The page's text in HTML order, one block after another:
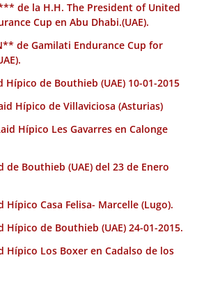
de la H.H. The President of United
Cup en Abu Dhabi.(UAE).
de Gamilati Endurance Cup for
Hípico de Bouthieb (UAE) 10-01-2015
Hípico de Villaviciosa (Asturias)
Hípico Les Gavarres en Calonge
de Bouthieb (UAE) del 23 de Enero
Hípico Casa Felisa- Marcelle (Lugo).
Hípico de Bouthieb (UAE) 24-01-2015.
Hípico Los Boxer en Cadalso de los